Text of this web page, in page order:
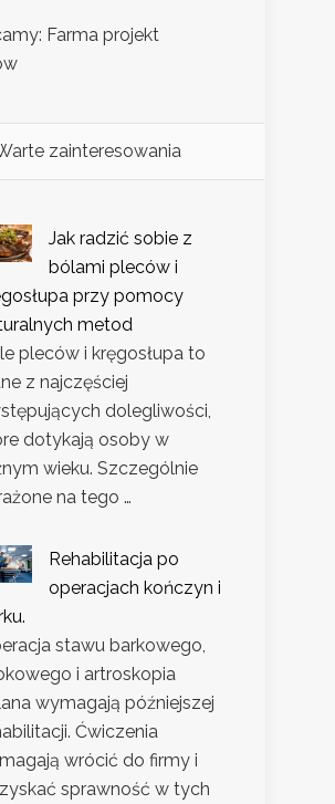
Farma projekt
zainteresowania
Jak radzić sobie z
bólami pleców i
przy pomocy
metod
pleców i kręgosłupa to
z najczęściej
dolegliwości,
dotykają osoby w
wieku. Szczególnie
na tego …
Rehabilitacja po
operacjach kończyn i
stawu barkowego,
i artroskopia
wymagają późniejszej
Ćwiczenia
wrócić do firmy i
sprawność w tych